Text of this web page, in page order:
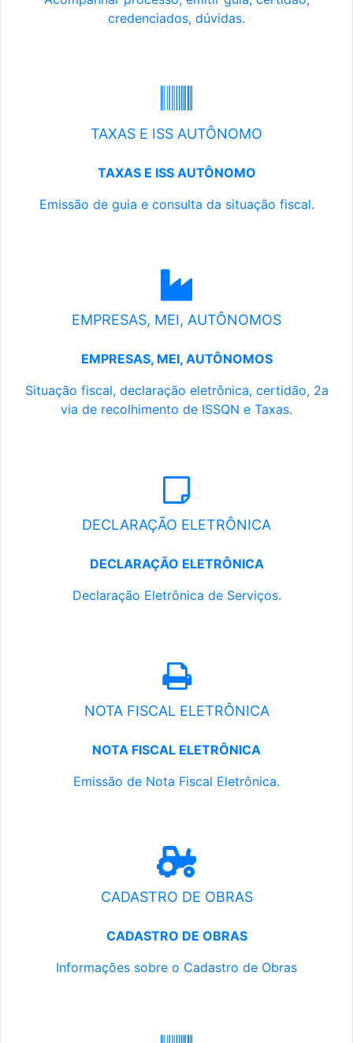
credenciados, dúvidas.
TAXAS E ISS AUTÔNOMO
TAXAS E ISS AUTÔNOMO
Emissão de guia e consulta da situação fiscal.
EMPRESAS, MEI, AUTÔNOMOS
EMPRESAS, MEI, AUTÔNOMOS
Situação fiscal, declaração eletrônica, certidão, 2a
via de recolhimento de ISSQN e Taxas.
DECLARAÇÃO ELETRÔNICA
DECLARAÇÃO ELETRÔNICA
Declaração Eletrônica de Serviços.
NOTA FISCAL ELETRÔNICA
NOTA FISCAL ELETRÔNICA
Emissão de Nota Fiscal Eletrônica.
CADASTRO DE OBRAS
CADASTRO DE OBRAS
Informações sobre o Cadastro de Obras